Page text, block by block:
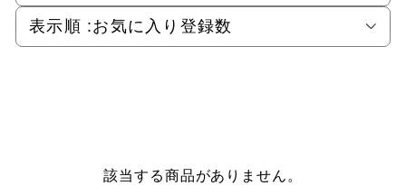
表示順 :お気に入り登録数
該当する商品がありません。